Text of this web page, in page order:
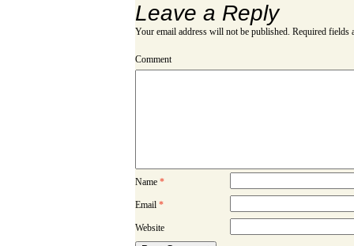
Leave a Reply
Your email address will not be published. Required fields
Comment
Name *
Email *
Website